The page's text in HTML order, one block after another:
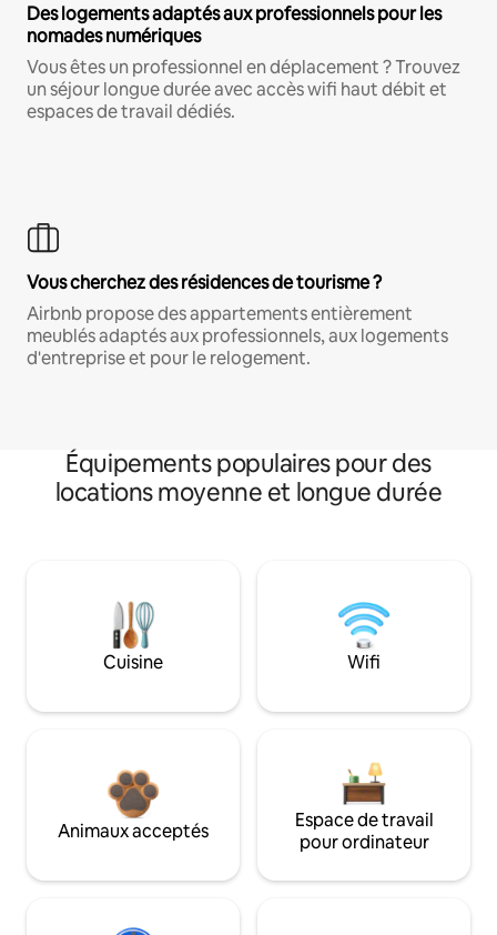
Des logements adaptés aux professionnels pour les
nomades numériques
Vous êtes un professionnel en déplacement ? Trouvez
un séjour longue durée avec accès wifi haut débit et
espaces de travail dédiés.
Vous cherchez des résidences de tourisme ?
Airbnb propose des appartements entièrement
meublés adaptés aux professionnels, aux logements
d'entreprise et pour le relogement.
Équipements populaires pour des
locations moyenne et longue durée
Cuisine Wifi
Animaux acceptés
Espace de travail
pour ordinateur